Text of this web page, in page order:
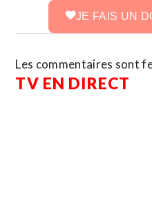
JE FAIS UN
Les commentaires sont
TV EN DIRECT